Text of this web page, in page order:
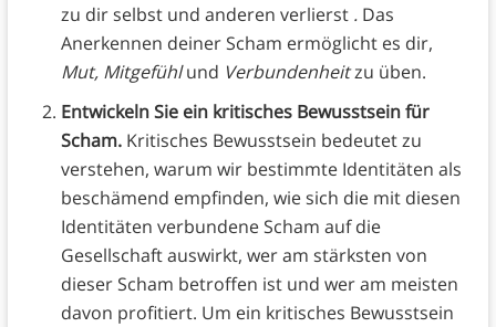
zu dir selbst und anderen verlierst .Das
Anerkennen deiner Scham ermöglicht es dir,
Mut, Mitgefühlund Verbundenheitzu üben.
Entwickeln Sie ein kritisches Bewusstsein für
Scham.Kritisches Bewusstsein bedeutet zu
verstehen, warum wir bestimmte Identitäten als
beschämend empfinden, wie sich die mit diesen
Identitäten verbundene Scham auf die
Gesellschaft auswirkt, wer am stärksten von
dieser Scham betroffen ist und wer am meisten
davon profitiert. Um ein kritisches Bewusstsein